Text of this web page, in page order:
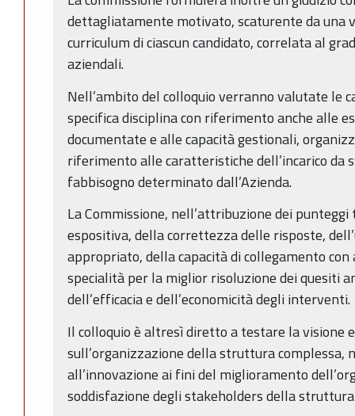
dettagliatamente motivato, scaturente da una
curriculum di ciascun candidato, correlata al
aziendali.
Nell’ambito del colloquio verranno valutate le
specifica disciplina con riferimento anche alle
documentate e alle capacità gestionali,
riferimento alle caratteristiche dell’incarico da
fabbisogno determinato dall’Azienda.
La Commissione, nell’attribuzione dei
espositiva, della correttezza delle risposte,
appropriato, della capacità di collegamento
specialità per la miglior risoluzione dei quesiti
dell’efficacia e dell’economicità degli interventi.
Il colloquio è altresì diretto a testare la visione
sull’organizzazione della struttura complessa,
all’innovazione ai fini del miglioramento
soddisfazione degli stakeholders della